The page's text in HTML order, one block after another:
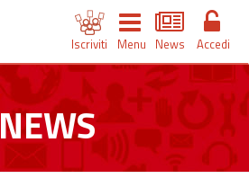
Iscriviti Menu News Accedi
NEWS